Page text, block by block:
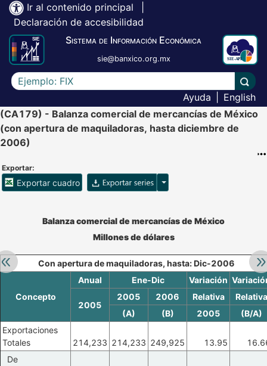
Ir al contenido principal
Declaración de accesibilidad
Sistema de Información Económica
sie@banxico.org.mx
Escriba el texto a buscar
Ayuda
English
(CA179) - Balanza comercial de mercancías de México
(con apertura de maquiladoras, hasta diciembre de
2006)
Exportar:
Exportar cuadro Opciones para exportar
Retroceder:
Accesibilidad de Cuadros Analíticos, al exportar el cuadro
Balanza comercial de mercancías de México
Millones de dólares
Con apertura de maquiladoras, hasta: Dic-2006
Concepto
Anual Ene-Dic Variación
2005
2005 2006 Relativa
Relativa
(A)
(B) 2005
(B/A)
Exportaciones
Totales
214,233 214,233 249,925 13.95
De